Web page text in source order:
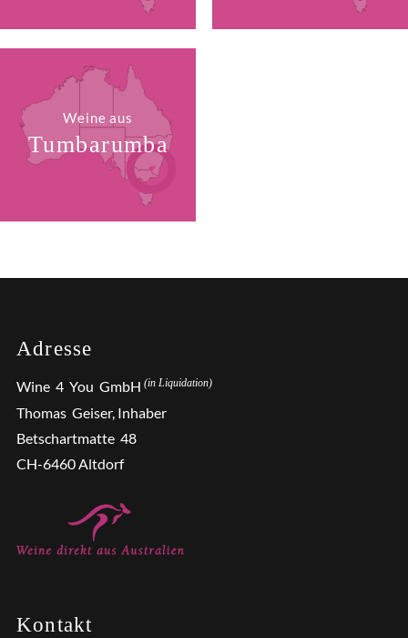
Weine aus
Tumbarumba
Adresse
Wine 4 You GmbH (in Liquidation)
Thomas Geiser, Inhaber
Betschartmatte 48
CH-6460 Altdorf
Kontakt